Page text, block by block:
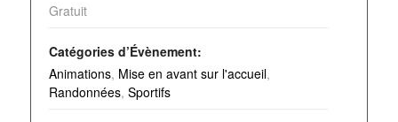
Gratuit
Catégories d’Évènement:
Animations, Mise en avant sur l'accueil,
Randonnées, Sportifs